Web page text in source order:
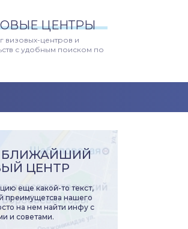
ЦЕНТРЫ
визовых-центров и
с удобным поиском по
БЛИЖАЙШИЙ
ЦЕНТР
еще какой-то текст,
преимущетсва нашего
на нем найти инфу с
и советами.